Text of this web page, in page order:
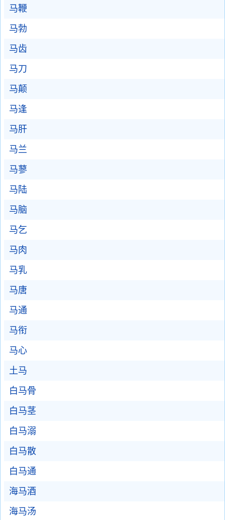
马鞭
马勃
马齿
马刀
马颠
马逢
马肝
马兰
马蓼
马陆
马脑
马乞
马肉
马乳
马唐
马通
马衔
马心
土马
白马骨
白马茎
白马溺
白马散
白马通
海马酒
海马汤